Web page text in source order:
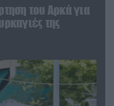
του Αρκά για
της